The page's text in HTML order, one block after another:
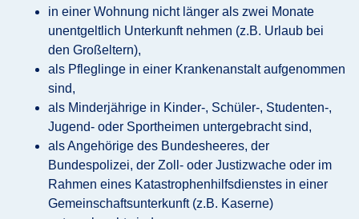
in einer Wohnung nicht länger als zwei Monate
unentgeltlich Unterkunft nehmen (z.B. Urlaub bei
den Großeltern),
als Pfleglinge in einer Krankenanstalt aufgenommen
sind,
als Minderjährige in Kinder-, Schüler-, Studenten-,
Jugend- oder Sportheimen untergebracht sind,
als Angehörige des Bundesheeres, der
Bundespolizei, der Zoll- oder Justizwache oder im
Rahmen eines Katastrophenhilfsdienstes in einer
Gemeinschaftsunterkunft (z.B. Kaserne)